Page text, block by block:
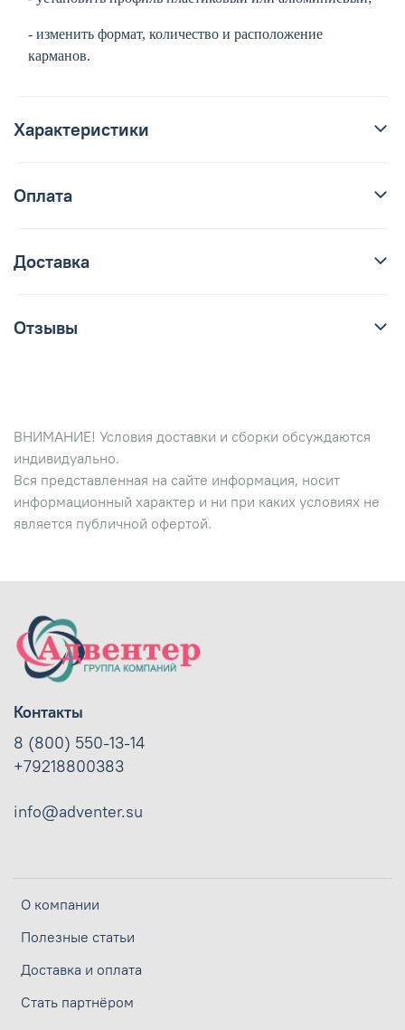
- изменить формат, количество и расположение
карманов.
Характеристики
Оплата
Доставка
Отзывы
ВНИМАНИЕ! Условия доставки и сборки обсуждаются
индивидуально.
Вся представленная на сайте информация, носит
информационный характер и ни при каких условиях не
является публичной офертой.
О компании
Полезные статьи
Доставка и оплата
Стать партнёром
Контакты
8 (800) 550-13-14
+79218800383
info@adventer.su